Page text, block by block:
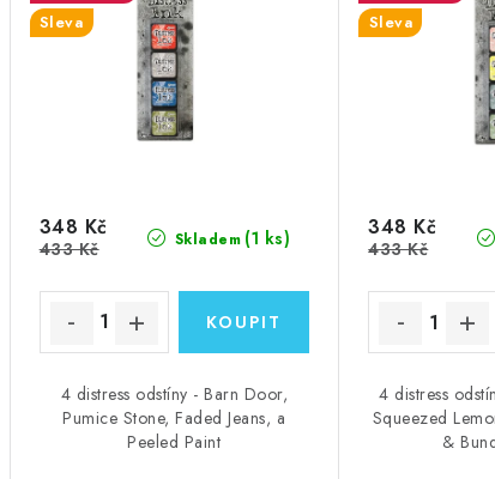
Sleva
Skladem (1 ks)
348 Kč
433 Kč
4 distress odstíny - Barn Door,
Pumice Stone, Faded Jeans, a
Peeled Paint
Sleva
348 Kč
433 Kč
4 distress
Squeezed
&